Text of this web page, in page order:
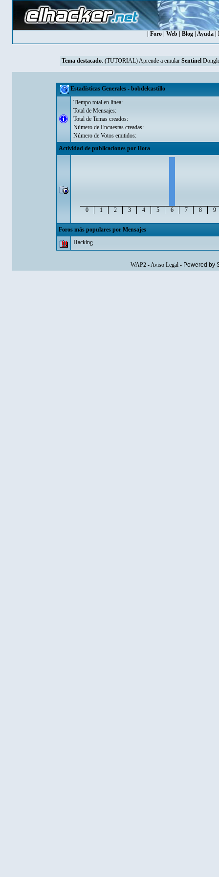
Foro Web Blog Ayuda
Tema destacado: (TUTORIAL) Aprende a emular Sentinel
Estadísticas Generales - bobdelcastillo
Tiempo total en línea:
Total de Mensajes:
Total de Temas creados:
Número de Encuestas creadas:
Número de Votos emitidos:
Actividad de publicaciones por Hora
0 1 2 3 4 5 6 7 8 9
Foros más populares por Mensajes
Hacking
WAP2-Aviso Legal- Powered by